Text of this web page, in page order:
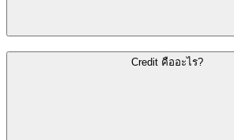
Credit คืออะไร?